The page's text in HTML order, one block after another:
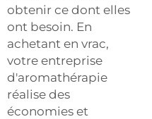
obtenir ce dont elles
ont besoin. En
achetant en vrac,
votre entreprise
d'aromathérapie
réalise des
économies et